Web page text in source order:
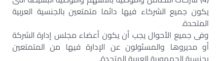
يكون جميع الشركاء فيها دائما متمتعين بالجنسية العربية
المتحدة.
وفى جميع الأحوال يجب أن يكون أعضاء مجلس إدارة الشركة
أو مديروها والمسئولون عن الإدارة فيها من المتمتعين